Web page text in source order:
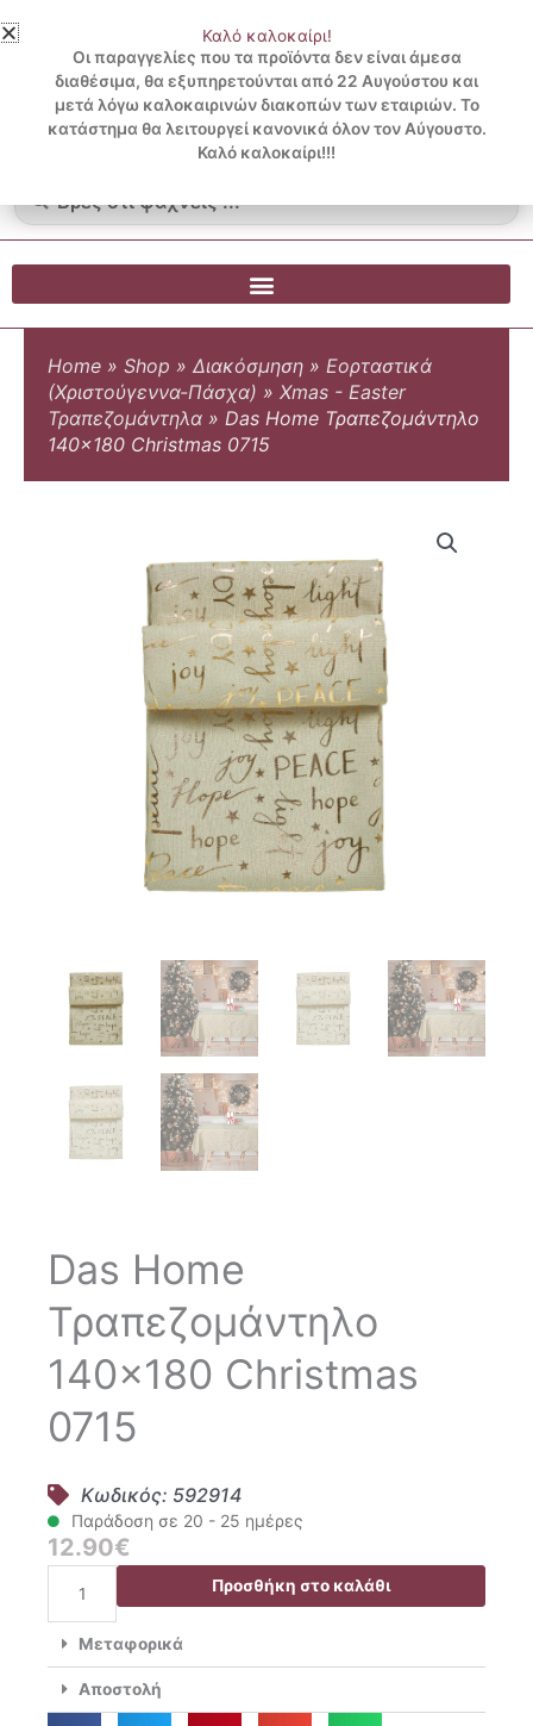
στο
περιεχόμενο
3 ΔΟΣΕΙΣ ΧΩΡΙΣ ΠΙΣΤΩΤΙΚΗ ΜΕ KLARNA
...
Λογαριασμός
Blog
0.00€
0
Cart
Home » Shop » Διακόσμηση » Εορταστικά
(Χριστούγεννα-Πάσχα) » Xmas - Easter
Τραπεζομάντηλα » Das Home Τραπεζομάντηλο
140×180 Christmas 0715
Das Home
Τραπεζομάντηλο
140×180 Christmas
0715
Κωδικός: 592914
Παράδοση σε 20 - 25 ημέρες
12.90€
Home
140x180 Christmas
0715
ποσότητα
Προσθήκη στο καλάθι
Μεταφορικά
Αποστολή
Καλό καλοκαίρι!
Οι παραγγελίες που τα προϊόντα δεν είναι άμεσα
διαθέσιμα, θα εξυπηρετούνται από 22 Αυγούστου και
μετά λόγω καλοκαιρινών διακοπών των εταιριών. Το
κατάστημα θα λειτουργεί κανονικά όλον τον Αύγουστο.
Καλό καλοκαίρι!!!